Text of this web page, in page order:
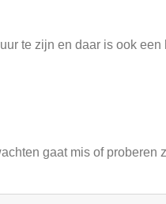
te zijn en daar is ook
gaat mis of proberen